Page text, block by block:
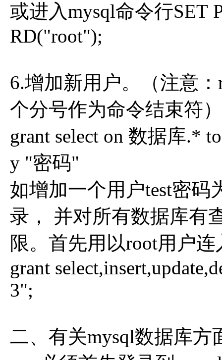
或进入mysql命令行SET
RD("root");
6.增加新用户。（注意
个分号作为命令结束符
grant select on 数据库.*
y "密码"
如增加一个用户test密码
录， 并对所有数据库有
限。首先用以root用户
grant
3";
二、有关mysql数据库